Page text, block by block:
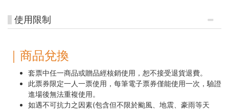
使用限制
｜商品兌換
套票中任一商品或贈品經核銷使用，恕不接受退貨退費。
此票券限定一人一票使用，每筆電子票券僅能使用一次，驗證
進場後無法重複使用。
如遇不可抗力之因素(包含但不限於颱風、地震、豪雨等天